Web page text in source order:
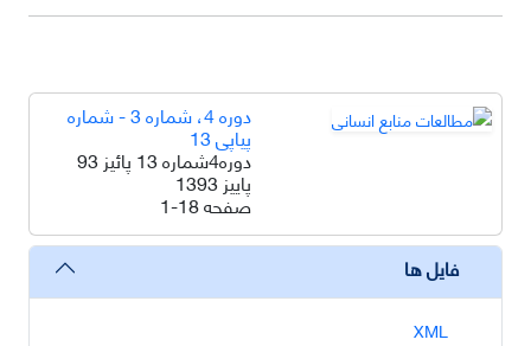
دوره 4، شماره 3 - شماره
پیاپی 13
دوره4شماره 13 پائیز 93
پاییز 1393
صفحه1-18
فایل ها
XML